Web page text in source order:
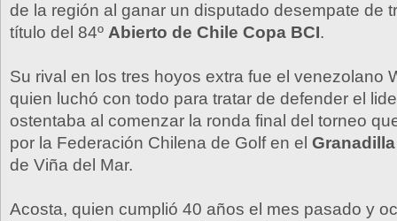
de la región al ganar un disputado desempate de
título del 84º Abierto de Chile Copa BCI.
Su rival en los tres hoyos extra fue el venezolano
quien luchó con todo para tratar de defender el
ostentaba al comenzar la ronda final del torneo
por la Federación Chilena de Golf en el
de Viña del Mar.
Acosta, quien cumplió 40 años el mes pasado y